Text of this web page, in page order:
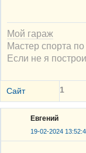
Мой гараж
Мастер спорта
Если не я
Сайт 1
Евгений
19-02-2024